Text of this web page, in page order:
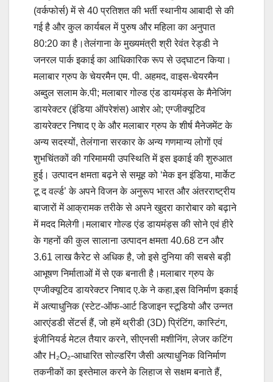
(वर्कफोर्स) में से 40 प्रतिशत की भर्ती स्थानीय आबादी से की
गई है और कुल कार्यबल में पुरुष और महिला का अनुपात
80:20 का है।तेलंगाना के मुख्यमंत्री श्री रेवंत रेड्डी ने
जनरल पार्क इकाई का आधिकारिक रूप से उद्घाटन किया।
मलाबार ग्रुप के चेयरमैन एम. पी. अहमद, वाइस-चेयरमैन
अब्दुल सलाम के.पी; मलाबार गोल्ड एंड डायमंड्स के मैनेजिंग
डायरेक्टर (इंडिया ऑपरेशंस) आशेर ओ; एग्जीक्यूटिव
डायरेक्टर निषाद ए के और मलाबार ग्रुप के शीर्ष मैनेजमेंट के
अन्य सदस्यों, तेलंगाना सरकार के अन्य गणमान्य लोगों एवं
शुभचिंतकों की गरिमामयी उपस्थिति में इस इकाई की शुरुआत
हुई। उत्पादन क्षमता बढ़ने से समूह को ‘मेक इन इंडिया, मार्केट
टू द वर्ल्ड’ के अपने विजन के अनुरूप भारत और अंतरराष्ट्रीय
बाजारों में आक्रामक तरीके से अपने खुदरा कारोबार को बढ़ाने
में मदद मिलेगी।मलाबार गोल्ड एंड डायमंड्स की सोने एवं हीरे
के गहनों की कुल सालाना उत्पादन क्षमता 40.68 टन और
3.61 लाख कैरेट से अधिक है, जो इसे दुनिया की सबसे बड़ी
आभूषण निर्माताओं में से एक बनाती है।मलाबार ग्रुप के
एग्जीक्यूटिव डायरेक्टर निषाद ए.के ने कहा,इस विनिर्माण इकाई
में अत्याधुनिक (स्टेट-ऑफ-आर्ट डिजाइन स्टूडियो और उन्नत
आरएंडडी सेंटर्स हैं, जो हमें थ्रीडी (3D) प्रिंटिंग, कास्टिंग,
इंजीनियर्ड मेटल तैयार करने, सीएनसी मशीनिंग, लेजर कटिंग
और H₂O₂-आधारित सोल्डरिंग जैसी अत्याधुनिक विनिर्माण
तकनीकों का इस्तेमाल करने के लिहाज से सक्षम बनाते हैं,